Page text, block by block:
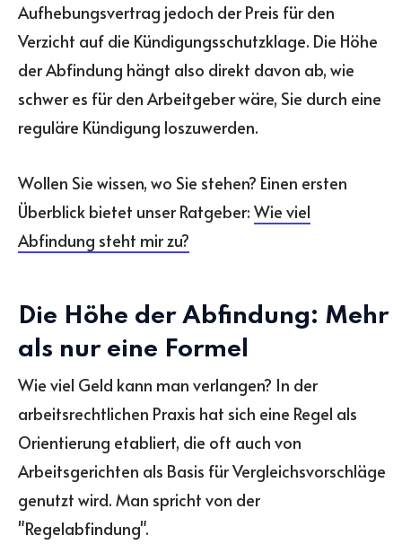
Aufhebungsvertrag jedoch der Preis für den
Verzicht auf die Kündigungsschutzklage. Die Höhe
der Abfindung hängt also direkt davon ab, wie
schwer es für den Arbeitgeber wäre, Sie durch eine
reguläre Kündigung loszuwerden.
Wollen Sie wissen, wo Sie stehen? Einen ersten
Überblick bietet unser Ratgeber: Wie viel
Abfindung steht mir zu?
Die Höhe der Abfindung: Mehr
als nur eine Formel
Wie viel Geld kann man verlangen? In der
arbeitsrechtlichen Praxis hat sich eine Regel als
Orientierung etabliert, die oft auch von
Arbeitsgerichten als Basis für Vergleichsvorschläge
genutzt wird. Man spricht von der
"Regelabfindung".